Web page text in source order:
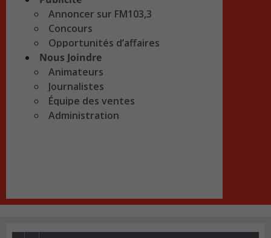
Annoncer sur FM103,3
Concours
Opportunités d’affaires
Nous Joindre
Animateurs
Journalistes
Équipe des ventes
Administration